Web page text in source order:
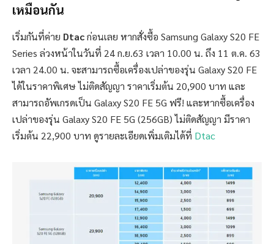
เหมือนกัน
เริ่มกันที่ค่าย Dtacก่อนเลย หากสั่งซื้อ Samsung Galaxy S20 FE
Series ล่วงหน้าในวันที่ 24 ก.ย.63 เวลา 10.00 น. ถึง 11 ต.ค. 63
เวลา 24.00 น. จะสามารถซื้อเครื่องเปล่าของรุ่น Galaxy S20 FE
ได้ในราคาพิเศษ ไม่ติดสัญญา ราคาเริ่มต้น 20,900 บาท และ
สามารถอัพเกรดเป็น Galaxy S20 FE 5G ฟรี! และหากซื้อเครื่อง
เปล่าของรุ่น Galaxy S20 FE 5G (256GB) ไม่ติดสัญญา มีราคา
เริ่มต้น 22,900 บาท ดูรายละเอียดเพิ่มเติมได้ที่ Dtac